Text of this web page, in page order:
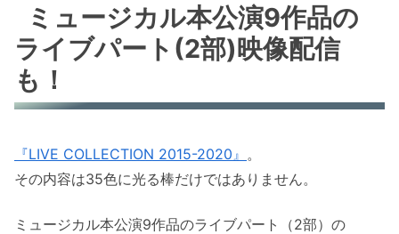
ミュージカル本公演9作品の
ライブパート(2部)映像配信
も！
『LIVE COLLECTION 2015-2020』 。
その内容は35色に光る棒だけではありません。
ミュージカル本公演9作品のライブパート（2部）の